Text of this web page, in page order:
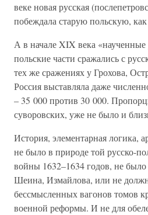
веке новая русская
побеждала старую польскую,
А в начале XIX века
польские части сражались с
тех же сражениях у Грохова,
Россия выставляла даже
– 35 000 против 30 000.
суворовских, уже не было и
История, элементарная логика,
не было в природе той русско-
войны 1632–1634 годов, не
Шеина, Измайлова, или не
бессмысленных вагонов томов
военной реформы. И не для